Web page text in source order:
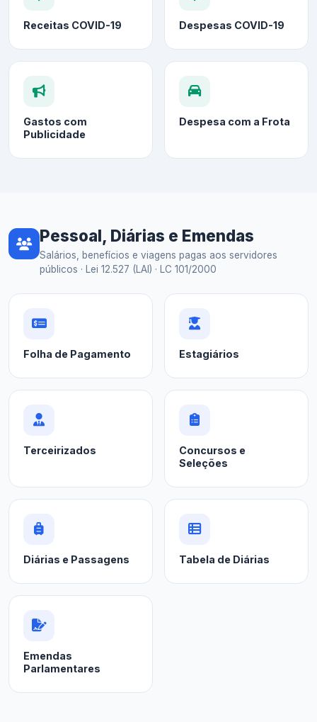
Receitas COVID-19 Despesas COVID-19
Gastos com
Publicidade
Despesa com a Frota
Pessoal, Diárias e Emendas
Salários, benefícios e viagens pagas aos servidores
públicos · Lei 12.527 (LAI) · LC 101/2000
Folha de Pagamento Estagiários
Terceirizados
Concursos e
Seleções
Diárias e Passagens Tabela de Diárias
Emendas
Parlamentares